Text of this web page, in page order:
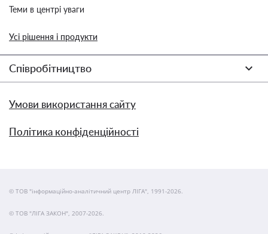
Теми в центрі уваги
Усі рішення і продукти
Співробітництво
Умови використання сайту
Політика конфіденційності
© ТОВ "інформаційно-аналітичний центр ЛІГА", 1991-2026.
© ТОВ "ЛІГА ЗАКОН", 2007-2026.